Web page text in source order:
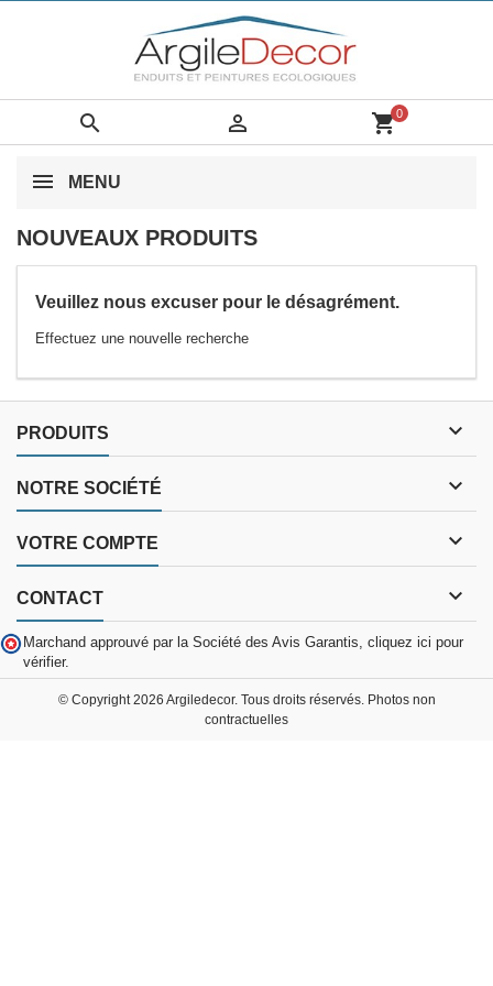
  shopping_cart0
MENU
NOUVEAUX PRODUITS
Veuillez nous excuser pour le désagrément.
Effectuez une nouvelle recherche
PRODUITS 
NOTRE SOCIÉTÉ 
VOTRE COMPTE 
CONTACT 
Marchand approuvé par la Société des Avis Garantis, cliquez ici pour
vérifier.
© Copyright 2026 Argiledecor. Tous droits réservés. Photos non
contractuelles